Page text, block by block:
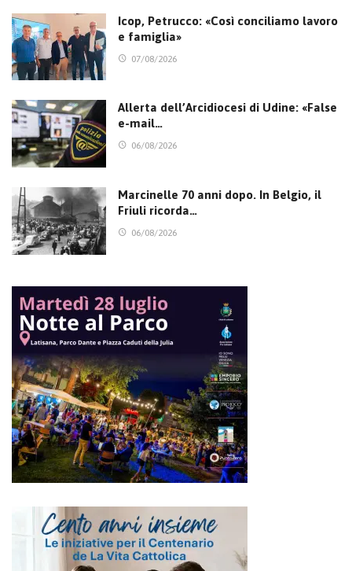
Icop, Petrucco: «Così conciliamo lavoro
e famiglia»
07/08/2026
Allerta dell’Arcidiocesi di Udine: «False
e-mail…
06/08/2026
Marcinelle 70 anni dopo. In Belgio, il
Friuli ricorda…
06/08/2026